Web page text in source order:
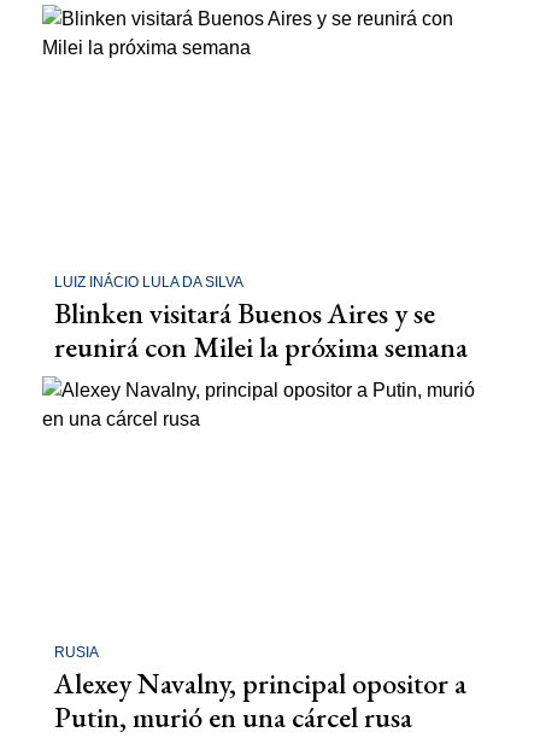
LUIZ INÁCIO LULA DA SILVA
Blinken visitará Buenos Aires y se
reunirá con Milei la próxima semana
RUSIA
Alexey Navalny, principal opositor a
Putin, murió en una cárcel rusa